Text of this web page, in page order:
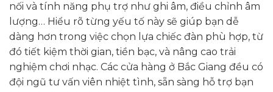
nối và tính năng phụ trợ như ghi âm, điều chỉnh âm
lượng… Hiểu rõ từng yếu tố này sẽ giúp bạn dễ
dàng hơn trong việc chọn lựa chiếc đàn phù hợp, từ
đó tiết kiệm thời gian, tiền bạc, và nâng cao trải
nghiệm chơi nhạc. Các cửa hàng ở Bắc Giang đều có
đội ngũ tư vấn viên nhiệt tình, sẵn sàng hỗ trợ bạn